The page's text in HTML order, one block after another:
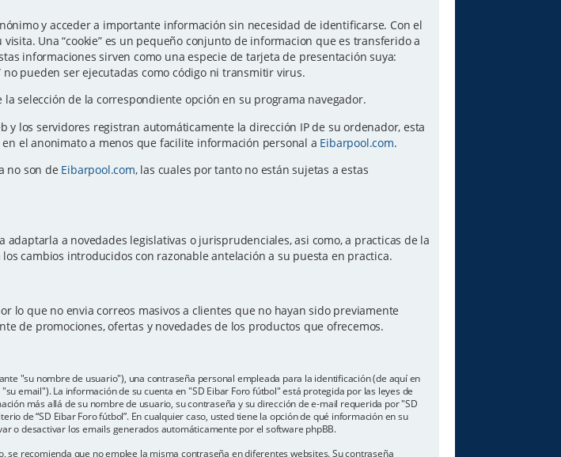
y acceder a importante información sin necesidad de identificarse. Con el
Una “cookie” es un pequeño conjunto de informacion que es transferido a
informaciones sirven como una especie de tarjeta de presentación suya:
no pueden ser ejecutadas como código ni transmitir virus.
selección de la correspondiente opción en su programa navegador.
y los servidores registran automáticamente la dirección IP de su ordenador, esta
el anonimato a menos que facilite información personal a Eibarpool.com.
no son de Eibarpool.com, las cuales por tanto no están sujetas a estas
a novedades legislativas o jurisprudenciales, asi como, a practicas de la
cambios introducidos con razonable antelación a su puesta en practica.
lo que no envia correos masivos a clientes que no hayan sido previamente
de promociones, ofertas y novedades de los productos que ofrecemos.
"su nombre de usuario"), una contraseña personal empleada para la identificación (de aquí en
email"). La información de su cuenta en "SD Eibar Foro fútbol" está protegida por las leyes de
más allá de su nombre de usuario, su contraseña y su dirección de e-mail requerida por "SD
de “SD Eibar Foro fútbol”. En cualquier caso, usted tiene la opción de qué información en su
o desactivar los emails generados automáticamente por el software phpBB.
recomienda que no emplee la misma contraseña en diferentes websites. Su contraseña